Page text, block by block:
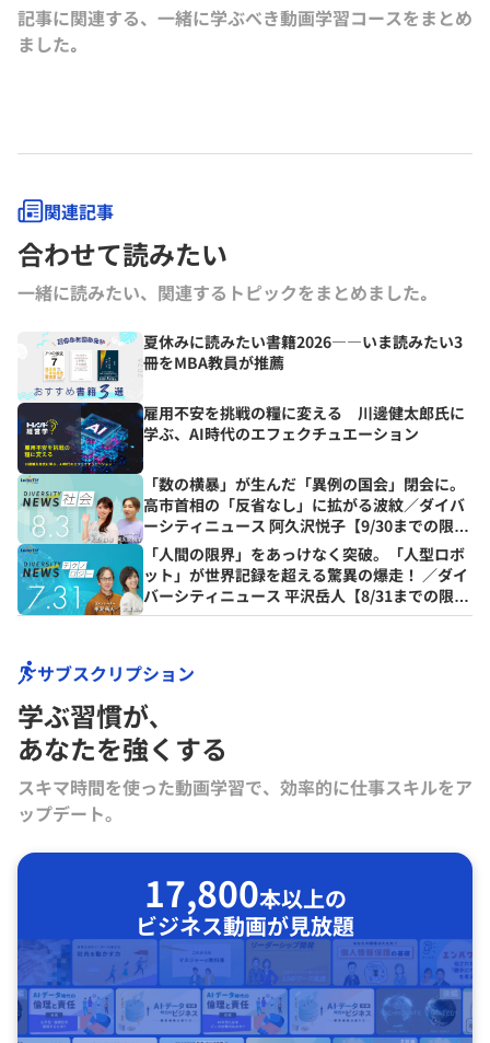
記事に関連する、一緒に学ぶべき動画学習コースをまとめ
ました｡
関連記事
合わせて読みたい
一緒に読みたい、関連するトピックをまとめました｡
夏休みに読みたい書籍2026――いま読みたい3
冊をMBA教員が推薦
雇用不安を挑戦の糧に変える 川邊健太郎氏に
学ぶ、AI時代のエフェクチュエーション
「数の横暴」が生んだ「異例の国会」閉会に。
高市首相の「反省なし」に拡がる波紋／ダイバ
ーシティニュース 阿久沢悦子【9/30までの限定
公開】
「人間の限界」をあっけなく突破。「人型ロボ
ット」が世界記録を超える驚異の爆走！ ／ダイ
バーシティニュース 平沢岳人【8/31までの限定
公開】
サブスクリプション
学ぶ習慣が､
あなたを強くする
スキマ時間を使った動画学習で、効率的に仕事スキルをア
ップデート。
17,800本以上の
ビジネス動画が見放題